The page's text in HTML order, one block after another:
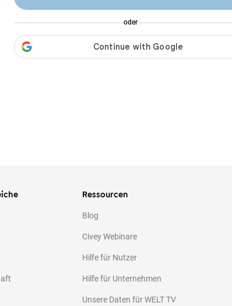
oder
Ressourcen
Blog
Civey Webinare
Hilfe für Nutzer
Hilfe für Unternehmen
Unsere Daten für WELT TV